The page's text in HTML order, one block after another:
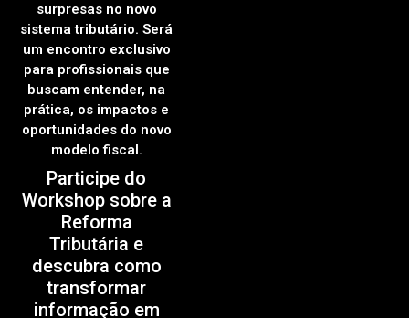
surpresas no novo
sistema tributário. Será
um encontro exclusivo
para profissionais que
buscam entender, na
prática, os impactos e
oportunidades do novo
modelo fiscal.
Participe do
Workshop sobre a
Reforma
Tributária e
descubra como
transformar
informação em